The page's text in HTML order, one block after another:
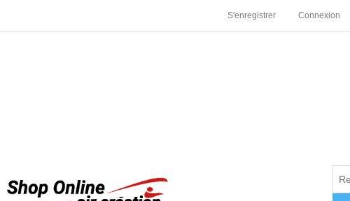
S'enregistrer Connexion